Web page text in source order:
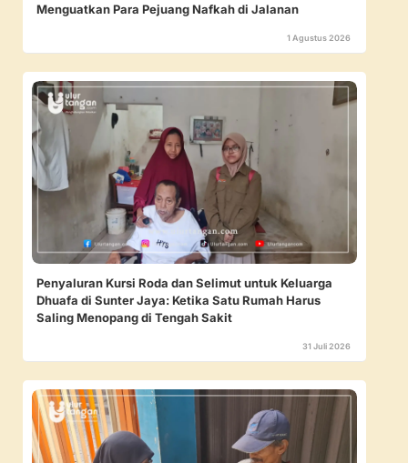
Menguatkan Para Pejuang Nafkah di Jalanan
1 Agustus 2026
Penyaluran Kursi Roda dan Selimut untuk Keluarga
Dhuafa di Sunter Jaya: Ketika Satu Rumah Harus
Saling Menopang di Tengah Sakit
31 Juli 2026